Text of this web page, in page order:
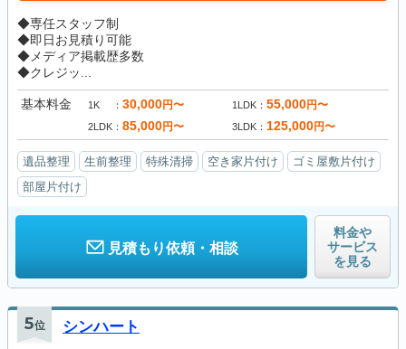
◆専任スタッフ制
◆即日お見積り可能
◆メディア掲載歴多数
◆クレジッ...
基本料金 1K 30,000円〜 1LDK 55,000円〜
2LDK 85,000円〜 3LDK 125,000円〜
遺品整理 生前整理 特殊清掃 空き家片付け
ゴミ屋敷片付け
部屋片付け
見積もり依頼・相談
料金や
サービス
を見る
5位 シンハート